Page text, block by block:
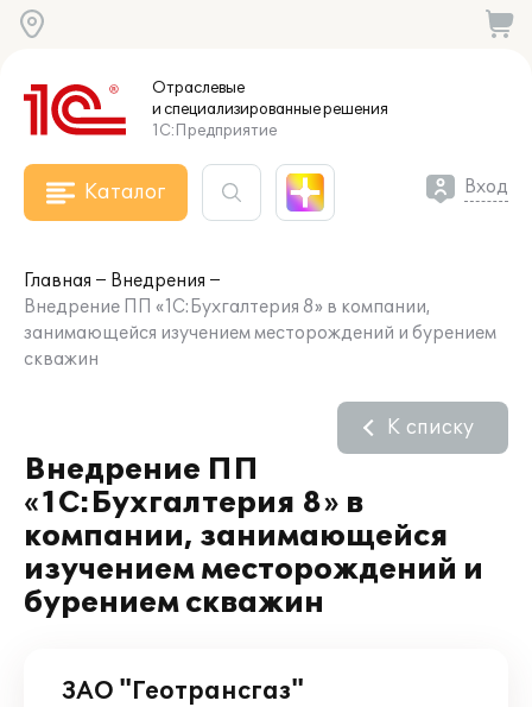
Отраслевые
и специализированныерешения
1С:Предприятие
Каталог Вход
Главная
Внедрения
Внедрение ПП «1С:Бухгалтерия 8» в компании,
занимающейся изучением месторождений и бурением
скважин
Внедрение ПП
«1С:Бухгалтерия 8» в
компании, занимающейся
изучением месторождений и
бурением скважин
К списку
ЗАО "Геотрансгаз"